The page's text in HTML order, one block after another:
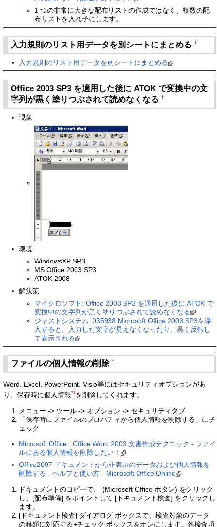
1 つの非常に大きな配布リストの作成ではなく、複数の配
布リストを入れ子にします。
↑
入力規則のリスト用データを別シートにまとめる†
入力規則のリスト用データを別シートにまとめる
↑
Office 2003 SP3 を適用した後に ATOK で変換中の文
字列が黒く塗りつぶされて読めなくなる†
現象
環境
WindowsXP SP3
MS Office 2003 SP3
ATOK 2008
解決策
マイクロソフト: Office 2003 SP3 を適用した後に ATOK で
変換中の文字列が黒く塗りつぶされて読めなくなる
ジャストシステム: 035938 Microsoft Office 2003 SP3を導
入すると、入力した文字が見えなくなったり、黒く反転し
て表示される
↑
ファイルの個人情報の削除†
Word, Excel, PowerPoint, Visio等にはセキュリティオプションがあ
り、保存時に個人情報*1を削除してくれます。
メニュー -> ツール -> オプション -> セキュリティタブ
「保存時にファイルのプロパティから個人情報を削除する」にチ
ェック
Microsoft Office : Office Word 2003 文書作成テクニック - ファイ
ルにある個人情報を削除したい！
Office2007 ドキュメントから非表示のデータおよび個人情報を
削除する - ヘルプと使い方 - Microsoft Office Online
ドキュメントのコピーで、 (Microsoft Office ボタン) をクリック
し、[配布準備] をポイントして [ドキュメント検査] をクリックし
ます。
[ドキュメント検査] ダイアログ ボックスで、検査対象のデータ
の種類に対応する+チェック ボックスをオンにします。各検査項